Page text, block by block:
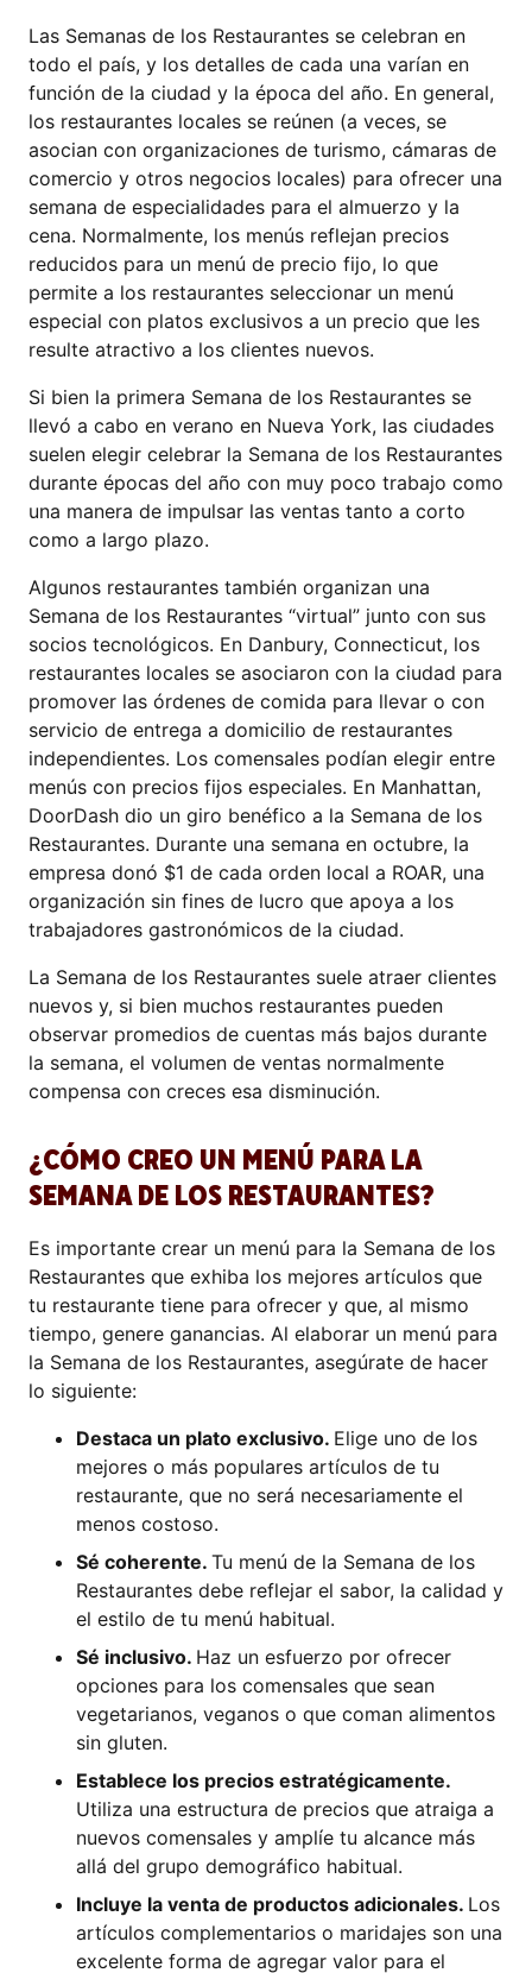
Las Semanas de los Restaurantes se celebran en
todo el país, y los detalles de cada una varían en
función de la ciudad y la época del año. En general,
los restaurantes locales se reúnen (a veces, se
asocian con organizaciones de turismo, cámaras de
comercio y otros negocios locales) para ofrecer una
semana de especialidades para el almuerzo y la
cena. Normalmente, los menús reflejan precios
reducidos para un menú de precio fijo, lo que
permite a los restaurantes seleccionar un menú
especial con platos exclusivos a un precio que les
resulte atractivo a los clientes nuevos.
Si bien la primera Semana de los Restaurantes se
llevó a cabo en verano en Nueva York, las ciudades
suelen elegir celebrar la Semana de los Restaurantes
durante épocas del año con muy poco trabajo como
una manera de impulsar las ventas tanto a corto
como a largo plazo.
Algunos restaurantes también organizan una
Semana de los Restaurantes “virtual” junto con sus
socios tecnológicos. En Danbury, Connecticut, los
restaurantes locales se asociaron con la ciudad para
promover las órdenes de comida para llevar o con
servicio de entrega a domicilio de restaurantes
independientes. Los comensales podían elegir entre
menús con precios fijos especiales. En Manhattan,
DoorDash dio un giro benéfico a la Semana de los
Restaurantes. Durante una semana en octubre, la
empresa donó $1 de cada orden local a ROAR, una
organización sin fines de lucro que apoya a los
trabajadores gastronómicos de la ciudad.
La Semana de los Restaurantes suele atraer clientes
nuevos y, si bien muchos restaurantes pueden
observar promedios de cuentas más bajos durante
la semana, el volumen de ventas normalmente
compensa con creces esa disminución.
¿CÓMO CREO UN MENÚ PARA LA
SEMANA DE LOS RESTAURANTES?
Es importante crear un menú para la Semana de los
Restaurantes que exhiba los mejores artículos que
tu restaurante tiene para ofrecer y que, al mismo
tiempo, genere ganancias. Al elaborar un menú para
la Semana de los Restaurantes, asegúrate de hacer
lo siguiente:
Destaca un plato exclusivo. Elige uno de los
mejores o más populares artículos de tu
restaurante, que no será necesariamente el
menos costoso.
Sé coherente. Tu menú de la Semana de los
Restaurantes debe reflejar el sabor, la calidad y
el estilo de tu menú habitual.
Sé inclusivo. Haz un esfuerzo por ofrecer
opciones para los comensales que sean
vegetarianos, veganos o que coman alimentos
sin gluten.
Establece los precios estratégicamente.
Utiliza una estructura de precios que atraiga a
nuevos comensales y amplíe tu alcance más
allá del grupo demográfico habitual.
Incluye la venta de productos adicionales. Los
artículos complementarios o maridajes son una
excelente forma de agregar valor para el